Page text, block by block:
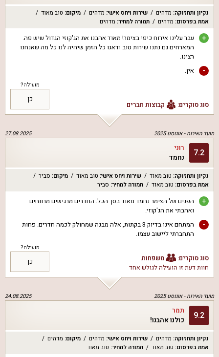
נקיון ותחזוקה: מדהים שירות ויחס אישי: מדהים מיקום: טוב מאוד
אמת בפרסום: מדהים תמורה למחיר: מדהים
+
עבר עלינו אירוח כיפי בצימר! מאוד אהבנו את הג'קוזי הגדול שיש פה.
המארחים גם נתנו שירות טוב ודאגו כל הזמן שיהיה לנו כל מה שאנחנו
רצינו.
- אין.
סוג סוקרים: קבוצות חברים
מועילה?
כן
מועד האירוח -אוגוסט 2025 27.08.2025
7.2 רוני
נחמד
נקיון ותחזוקה: טוב מאוד שירות ויחס אישי: טוב מאוד מיקום: סביר
אמת בפרסום: טוב מאוד תמורה למחיר: סביר
+
הפנים של הצימר נחמד מאוד בסך הכל. החדרים מרגישים מרווחים
ואהבתי את הג'קוזי.
-
המתחם אינו בדיוק 3 בקתות, אלה מבנה שמחולק לכמה חדרים. פחות
התחברתי ליישוב עצמו.
סוג סוקרים:
משפחות
חוות דעת זו הועילה לגולש אחד
מועילה?
כן
מועד האירוח -אוגוסט 2025 24.08.2025
9.2 תמר
כולנו אהבנו!
נקיון ותחזוקה: מדהים שירות ויחס אישי: מדהים מיקום: מדהים
אמת בפרסום: טוב מאוד תמורה למחיר: טוב מאוד